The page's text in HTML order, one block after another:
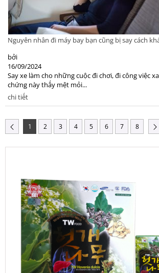
Nguyên nhân đi máy bay bạn cũng bị say cách
bởi
16/09/2024
Say xe làm cho những cuộc đi chơi, đi công việc
chứng này thấy mệt mỏi...
chi tiết
1 2 3 4 5 6 7 8